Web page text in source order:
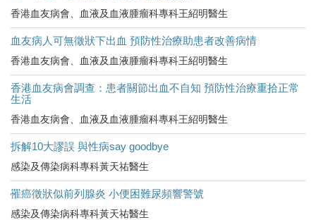
香港血友病會、血液及血液腫瘤科專科王紹明醫生
血友病人可無徵狀下出血 預防性治療助患者改善病情
香港血友病會、血液及血液腫瘤科專科王紹明醫生
香港血友病會調查：患者關節出血不自知 預防性治療重拾正常
生活
香港血友病會、血液及血液腫瘤科專科王紹明醫生
拆解10大謬誤 與性病say goodbye
感染及傳染病科專科黃天祐醫生
罹癌徵狀似前列腺炎 小便困難尿頻響警號
感染及傳染病科專科黃天祐醫生